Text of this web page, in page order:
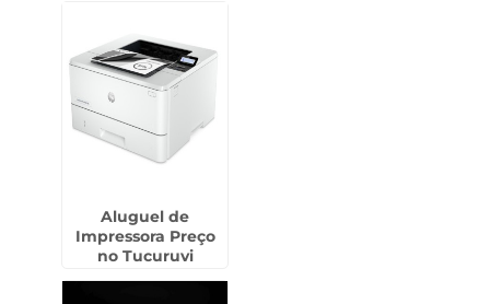
Aluguel de
Impressora Preço
no Tucuruvi